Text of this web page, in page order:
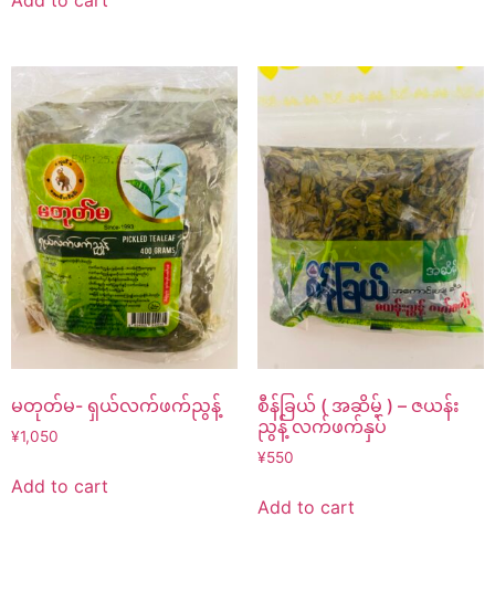
မတုတ်မ- ရှယ်လက်ဖက်ညွန့်
¥1,050
Add to cart
စီန်ခြယ် ( အဆိမ့် ) – ဇယန်း
ညွန့် လက်ဖက်နှပ်
¥550
Add to cart